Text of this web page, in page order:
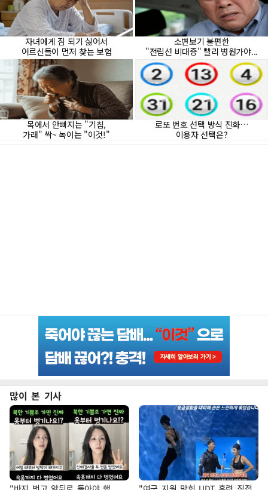
많이 본 기사